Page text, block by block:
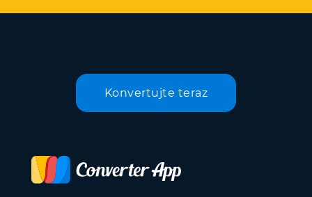
Konvertujte teraz